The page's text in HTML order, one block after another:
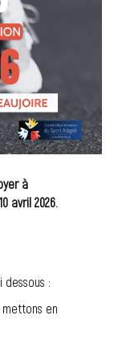
à
avril 2026.
:
mettons en